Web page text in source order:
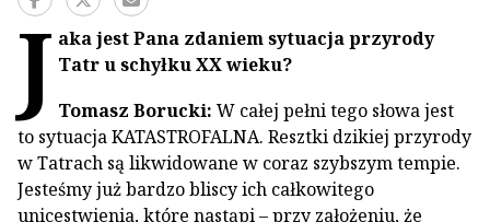
J aka jest Pana zdaniem sytuacja przyrody
Tatr u schyłku XX wieku?
Tomasz Borucki: W całej pełni tego słowa jest
to sytuacja KATASTROFALNA. Resztki dzikiej przyrody
w Tatrach są likwidowane w coraz szybszym tempie.
Jesteśmy już bardzo bliscy ich całkowitego
unicestwienia, które nastąpi – przy założeniu, że